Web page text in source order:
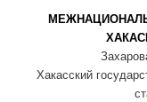
Хакасский